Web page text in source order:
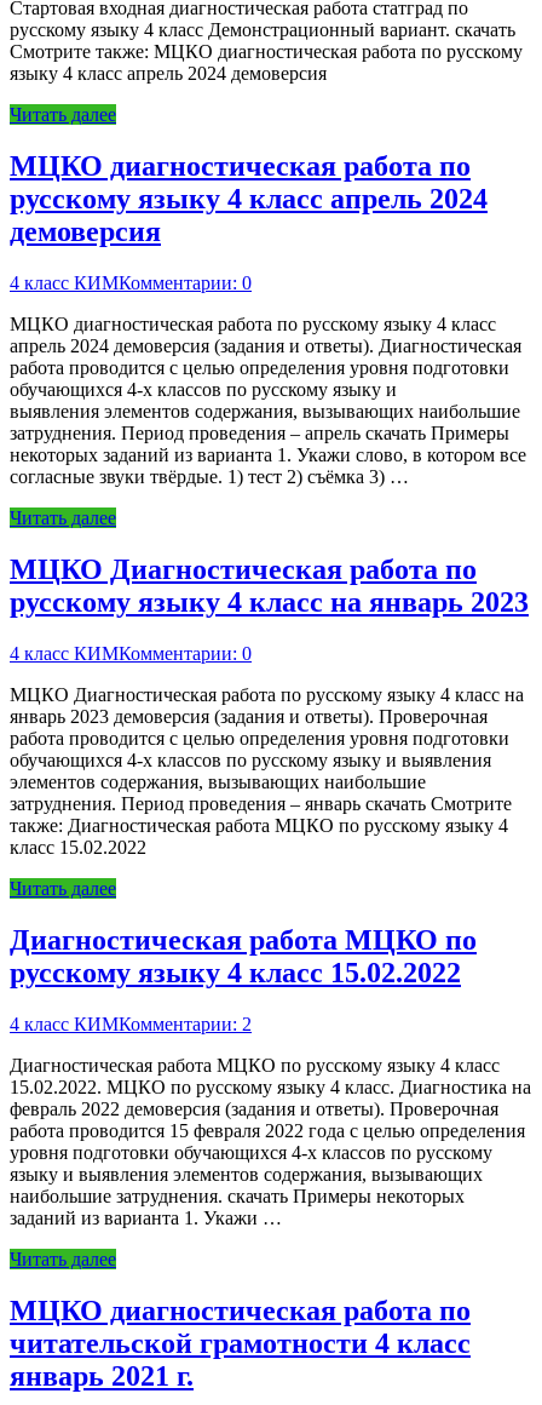
Стартовая входная диагностическая работа статград по
русскому языку 4 класс Демонстрационный вариант. скачать
Смотрите также: МЦКО диагностическая работа по русскому
языку 4 класс апрель 2024 демоверсия
Читать далее
МЦКО диагностическая работа по
русскому языку 4 класс апрель 2024
демоверсия
4 класс КИМКомментарии: 0
МЦКО диагностическая работа по русскому языку 4 класс
апрель 2024 демоверсия (задания и ответы). Диагностическая
работа проводится с целью определения уровня подготовки
обучающихся 4-х классов по русскому языку и
выявления элементов содержания, вызывающих наибольшие
затруднения. Период проведения – апрель скачать Примеры
некоторых заданий из варианта 1. Укажи слово, в котором все
согласные звуки твёрдые. 1) тест 2) съёмка 3) …
Читать далее
МЦКО Диагностическая работа по
русскому языку 4 класс на январь 2023
4 класс КИМКомментарии: 0
МЦКО Диагностическая работа по русскому языку 4 класс на
январь 2023 демоверсия (задания и ответы). Проверочная
работа проводится с целью определения уровня подготовки
обучающихся 4-х классов по русскому языку и выявления
элементов содержания, вызывающих наибольшие
затруднения. Период проведения – январь скачать Смотрите
также: Диагностическая работа МЦКО по русскому языку 4
класс 15.02.2022
Читать далее
Диагностическая работа МЦКО по
русскому языку 4 класс 15.02.2022
4 класс КИМКомментарии: 2
Диагностическая работа МЦКО по русскому языку 4 класс
15.02.2022. МЦКО по русскому языку 4 класс. Диагностика на
февраль 2022 демоверсия (задания и ответы). Проверочная
работа проводится 15 февраля 2022 года с целью определения
уровня подготовки обучающихся 4-х классов по русскому
языку и выявления элементов содержания, вызывающих
наибольшие затруднения. скачать Примеры некоторых
заданий из варианта 1. Укажи …
Читать далее
МЦКО диагностическая работа по
читательской грамотности 4 класс
январь 2021 г.